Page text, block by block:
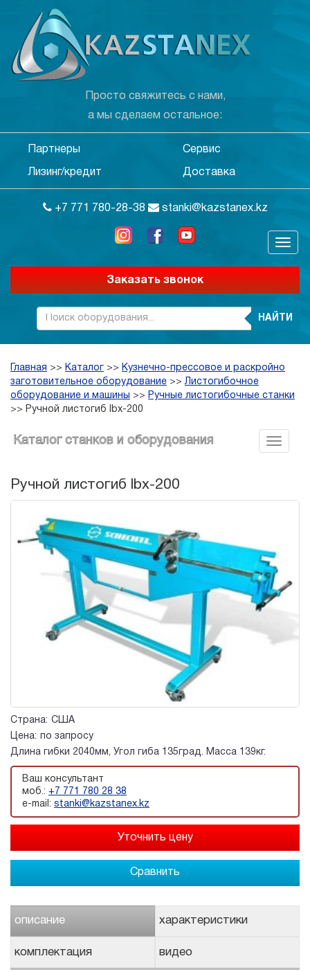
Просто свяжитесь с нами,
а мы сделаем остальное:
Партнеры Сервис
Лизинг/кредит Доставка
+7 771 780-28-38 stanki@kazstanex.kz
Заказать звонок
НАЙТИ
Главная >> Каталог >> Кузнечно-прессовое и раскройно
заготовительное оборудование >>Листогибочное
оборудование и машины
>> Ручные листогибочные станки
>> Ручной листогиб lbx-200
Каталог станков и оборудования
Ручной листогиб lbx-200
Страна: США
Цена:
по запросу
Длина гибки 2040мм, Угол гиба 135град. Масса 139кг.
Ваш консультант
моб.: +7 771 780 28 38
e-mail: stanki@kazstanex.kz
Сравнить
описание характеристики
комплектация видео